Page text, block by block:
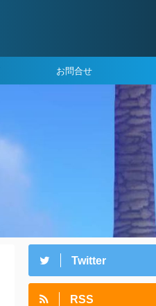
お問合せ
Twitter
RSS